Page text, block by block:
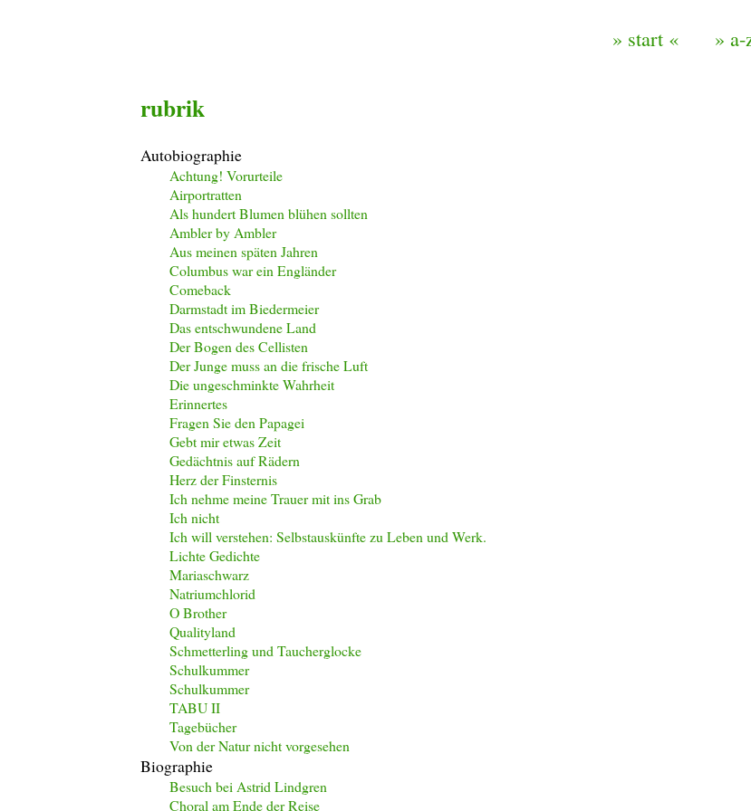
» start « »
rubrik
Autobiographie
Achtung! Vorurteile
Airportratten
Als hundert Blumen blühen sollten
Ambler by Ambler
Aus meinen späten Jahren
Columbus war ein Engländer
Comeback
Darmstadt im Biedermeier
Das entschwundene Land
Der Bogen des Cellisten
Der Junge muss an die frische Luft
Die ungeschminkte Wahrheit
Erinnertes
Fragen Sie den Papagei
Gebt mir etwas Zeit
Gedächtnis auf Rädern
Herz der Finsternis
Ich nehme meine Trauer mit ins Grab
Ich nicht
Ich will verstehen: Selbstauskünfte zu Leben und Werk.
Lichte Gedichte
Mariaschwarz
Natriumchlorid
O Brother
Qualityland
Schmetterling und Taucherglocke
Schulkummer
Schulkummer
TABU II
Tagebücher
Von der Natur nicht vorgesehen
Biographie
Besuch bei Astrid Lindgren
Choral am Ende der Reise